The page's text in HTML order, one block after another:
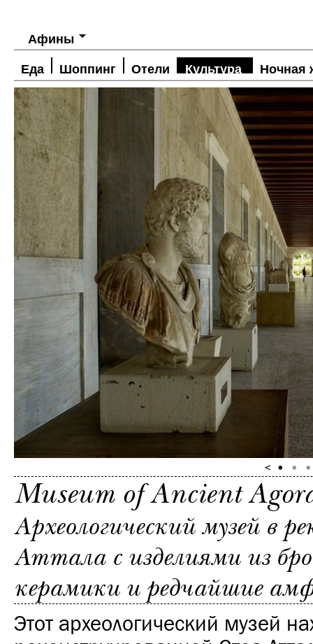
Афины
Еда Шоппинг Отели Культура Ночная
Museum of Ancient
Археологический музей в
Аттала с изделиями из
керамики и редчайшие
Этот археологический музей